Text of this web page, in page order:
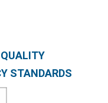
STANDARDS